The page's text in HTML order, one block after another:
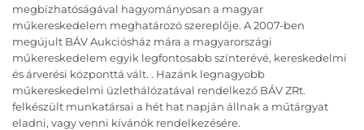
megbízhatóságával hagyományosan a magyar
műkereskedelem meghatározó szereplője. A 2007-ben
megújult BÁV Aukciósház mára a magyarországi
műkereskedelem egyik legfontosabb színterévé, kereskedelmi
és árverési központtá vált. . Hazánk legnagyobb
műkereskedelmi üzlethálózatával rendelkező BÁV ZRt.
felkészült munkatársai a hét hat napján állnak a műtárgyat
eladni, vagy venni kívánók rendelkezésére.